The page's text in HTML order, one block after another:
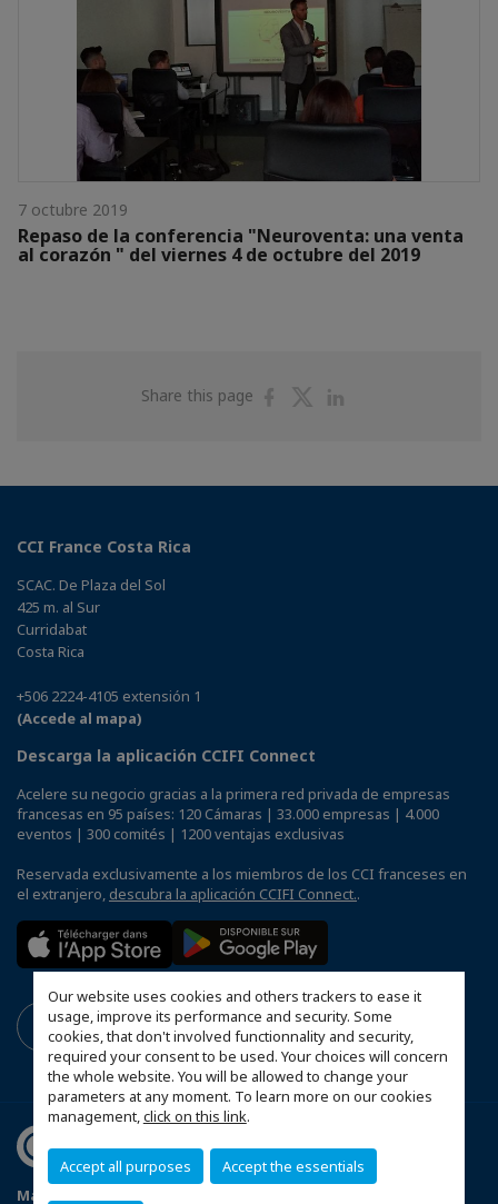
Our website uses cookies and others trackers to ease it
usage, improve its performance and security. Some
cookies, that don't involved functionnality and security,
required your consent to be used. Your choices will concern
the whole website. You will be allowed to change your
parameters at any moment. To learn more on our cookies
management,click on this link.
Accept all purposes Accept the essentials
7 octubre 2019
Repaso de la conferencia "Neuroventa: una venta
al corazón " del viernes 4 de octubre del 2019
Share this page
ShareShare
CCI France Costa Rica
SCAC. De Plaza del Sol
425 m. al Sur
Curridabat
Costa Rica
+506 2224-4105 extensión 1
(Accede al mapa)
Descarga la aplicación CCIFI Connect
Acelere su negocio gracias a la primera red privada de empresas
francesas en 95 países: 120 Cámaras | 33.000 empresas | 4.000
eventos | 300 comités | 1200 ventajas exclusivas
Reservada exclusivamente a los miembros de los CCI franceses en
el extranjero, descubra la aplicación CCIFI Connect..
Mapa del sitio